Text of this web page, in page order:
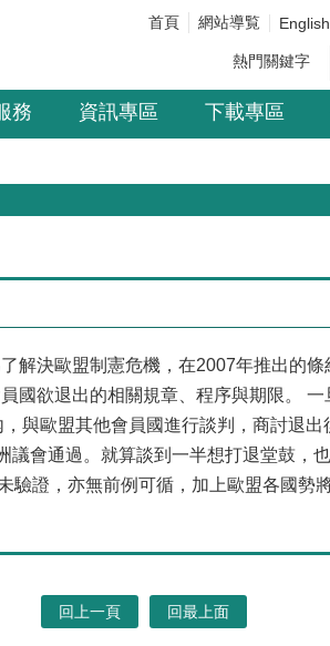
首頁 網站導覧 English
熱門關鍵字
務 資訊專區 下載專區
歐盟制憲危機，在2007年推出的條
國欲退出的相關規章、程序與期限。
與歐盟其他會員國進行談判，商討退
會通過。就算談到一半想打退堂鼓，
驗證，亦無前例可循，加上歐盟各國勢
回上一頁 回最上面